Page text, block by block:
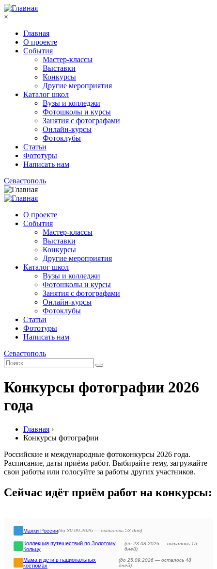
Перейти к основному содержанию
×
Главная
О проекте
События
Мастер-классы
Выставки
Конкурсы
Другие мероприятия
Каталог школ
Вузы и колледжи
Фотошколы и курсы
Занятия с фотографами
Онлайн-курсы
Фотоклубы
Статьи
Фототуры
Написать нам
Севастополь
О проекте
События
Мастер-классы
Выставки
Конкурсы
Другие мероприятия
Каталог школ
Вузы и колледжи
Фотошколы и курсы
Занятия с фотографами
Онлайн-курсы
Фотоклубы
Статьи
Фототуры
Написать нам
Севастополь
Конкурсы фотографии 2026
года
Главная ›
Конкурсы фотографии
Российские и международные фотоконкурсы 2026 года.
Расписание, даты приёма работ. Выбирайте тему, загружайте
свои работы или голосуйте за работы других участников.
Сейчас идёт приём работ на конкурсы:
Маяки России(до 30.09.2026 — осталось 53 дня)
Коллекция путешествий по Золотому
Кольцу
(до 23.08.2026 — осталось 15
дней)
Мама и дети в национальных
костюмах
(до 25.09.2026 —осталось48
дней)